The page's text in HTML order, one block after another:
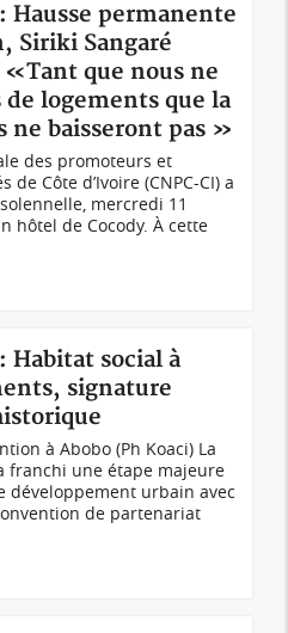
Hausse permanente
Siriki Sangaré
que nous ne
logements que la
ne baisseront pas »
des promoteurs et
Côte d’Ivoire (CNPC-CI) a
mercredi 11
hôtel de Cocody. À cette
Habitat social à
signature
à Abobo (Ph Koaci) La
franchi une étape majeure
développement urbain avec
de partenariat